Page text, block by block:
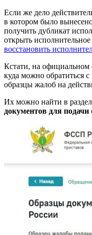
Если же дело
в котором было
получить дубликат
открыть
восстановить
Кстати, на
куда можно обратиться
образцы жалоб на
Их можно найти в
документов для